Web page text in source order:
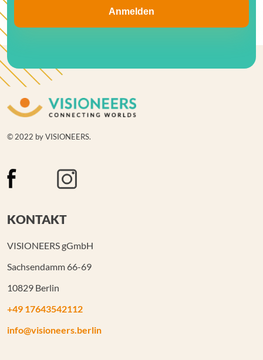
© 2022 by VISIONEERS.
KONTAKT
VISIONEERS gGmbH
Sachsendamm 66-69
10829 Berlin
+49 17643542112
info@visioneers.berlin